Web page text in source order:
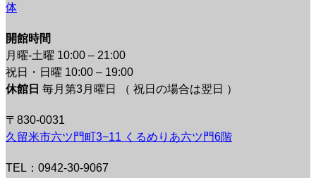
体
開館時間
月曜-土曜 10:00 – 21:00
祝日・日曜 10:00 – 19:00
休館日 毎月第3月曜日 （ 祝日の場合は翌日 ）
〒830-0031
久留米市六ツ門町3−11 くるめりあ六ツ門6階
TEL：0942-30-9067